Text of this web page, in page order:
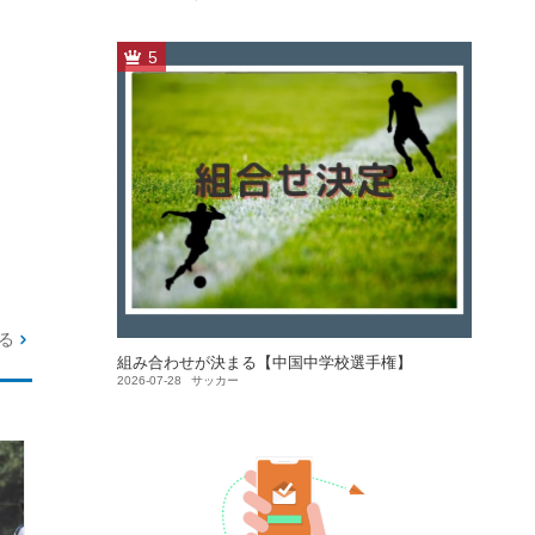
5
組み合わせが決まる【中国中学校選手権】
2026-07-28 サッカー